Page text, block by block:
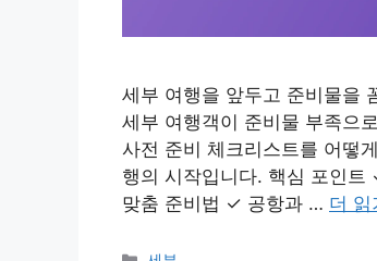
세부 여행을 앞두고 준비물을
세부 여행객이 준비물 부족으
사전 준비 체크리스트를 어떻
행의 시작입니다. 핵심 포인
맞춤 준비법 ✓ 공항과 … 더 읽